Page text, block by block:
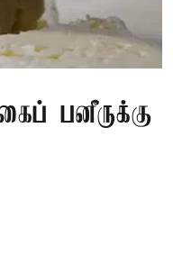
பனீருக்கு